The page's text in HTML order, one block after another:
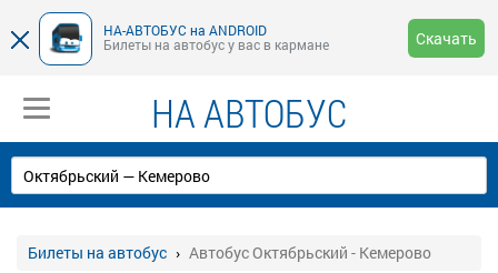
НА-АВТОБУС на ANDROID
Билеты на автобус у вас в кармане
Скачать
НА АВТОБУС
Билеты на автобус Автобус Октябрьский - Кемерово